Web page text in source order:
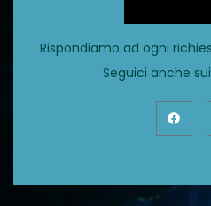
Rispondiamo ad ogni
Seguici anche